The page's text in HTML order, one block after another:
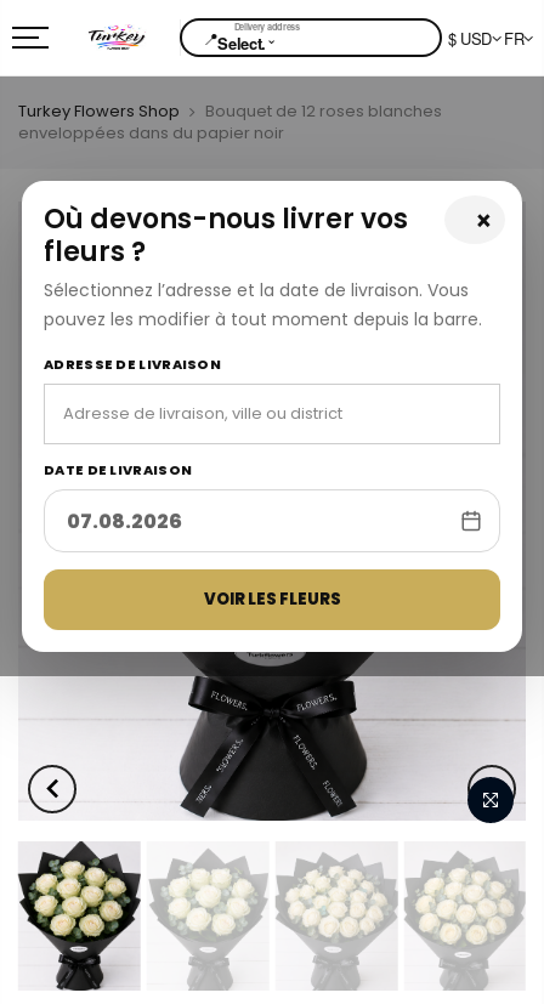
📍Select.⌄ $ USD FR
×
Où devons-nous livrer vos
fleurs ?
Sélectionnez l’adresse et la date de livraison. Vous
pouvez les modifier à tout moment depuis la barre.
ADRESSE DE LIVRAISON
DATE DE LIVRAISON
VOIR LES FLEURS
Turkey Flowers Shop
Bouquet de 12 roses blanches
enveloppées dans du papier noir